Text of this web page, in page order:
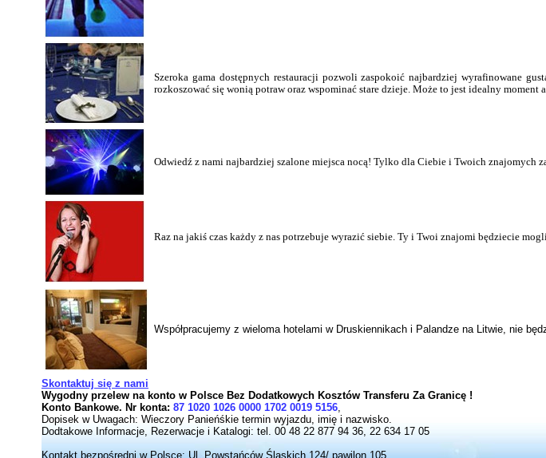
Szeroka gama dostępnych restauracji pozwoli zaspokoić najbardziej wyrafinowane
rozkoszować się wonią potraw oraz wspominać stare dzieje. Może to jest idealny moment
Odwiedź z nami najbardziej szalone miejsca nocą! Tylko dla Ciebie i Twoich znajomych
Raz na jakiś czas każdy z nas potrzebuje wyrazić siebie. Ty i Twoi znajomi będziecie
Współpracujemy z wieloma hotelami w Druskiennikach i Palandze na Litwie, nie
Skontaktuj się z nami
Wygodny przelew na konto w Polsce Bez Dodatkowych Kosztów Transferu Za Granicę !
Konto Bankowe. Nr konta: 87 1020 1026 0000 1702 0019 5156,
Dopisek w Uwagach: Wieczory Panieńśkie termin wyjazdu, imię i nazwisko.
Dodtakowe Informacje, Rezerwacje i Katalogi: tel. 00 48 22 877 94 36, 22 634 17 05
Kontakt bezpośredni w Polsce: Ul. Powstańców Ślaskich 124/ pawilon 105